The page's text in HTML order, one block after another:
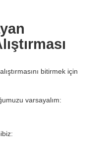
bitirmek için
varsayalım: